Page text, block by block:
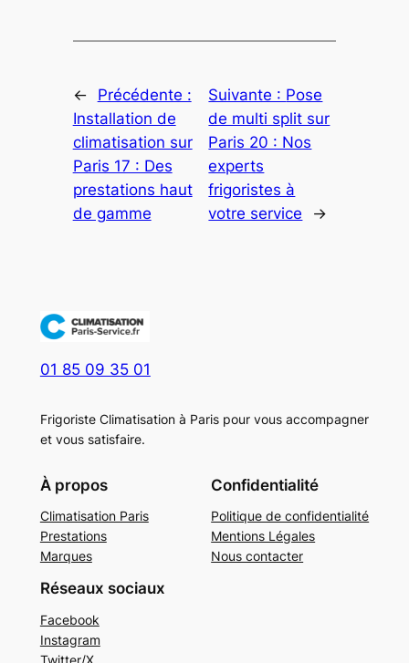
←
Précédente :
Installation de
climatisation sur
Paris 17 : Des
prestations haut
de gamme
Suivante : Pose
de multi split sur
Paris 20 : Nos
experts
frigoristes à
votre service
→
01 85 09 35 01
Frigoriste Climatisation à Paris pour vous accompagner
et vous satisfaire.
À propos
Climatisation Paris
Prestations
Marques
Confidentialité
Politique de confidentialité
Mentions Légales
Nous contacter
Réseaux sociaux
Facebook
Instagram